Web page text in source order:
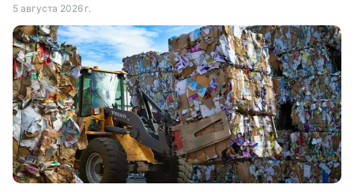
5 августа 2026 г.